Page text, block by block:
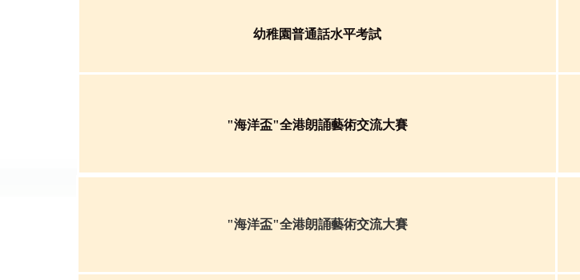
幼稚園普通話水平考試
"海洋盃"全港朗誦藝術交流大賽
"海洋盃"全港朗誦藝術交流大賽